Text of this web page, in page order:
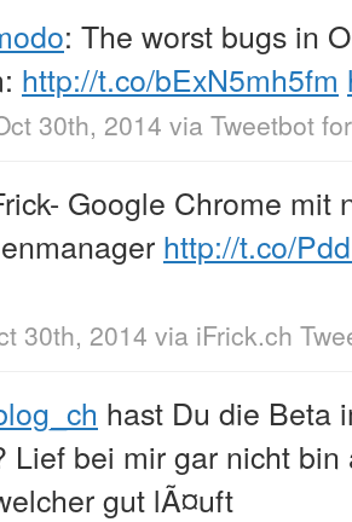
: The worst bugs in
http://t.co/bExN5mh5fm
30th, 2014 via Tweetbot
Google Chrome mit
http://t.co/
30th, 2014 via iFrick.ch
hast Du die Beta
Lief bei mir gar nicht
gut lÃ¤uft